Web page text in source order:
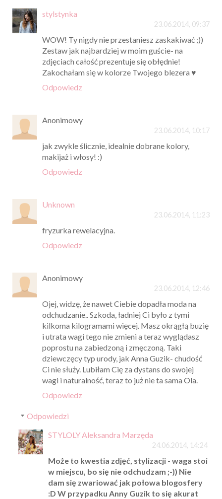
stylstynka
23.06.2014, 09:37
WOW! Ty nigdy nie przestaniesz zaskakiwać ;))
Zestaw jak najbardziej w moim guście- na
zdjęciach całość prezentuje się obłędnie!
Zakochałam się w kolorze Twojego blezera ♥
Odpowiedz
Anonimowy
23.06.2014, 10:17
jak zwykle ślicznie, idealnie dobrane kolory,
makijaż i włosy! :)
Odpowiedz
Unknown
23.06.2014, 11:23
fryzurka rewelacyjna.
Odpowiedz
Anonimowy
23.06.2014, 12:46
Ojej, widzę, że nawet Ciebie dopadła moda na
odchudzanie.. Szkoda, ładniej Ci było z tymi
kilkoma kilogramami więcej. Masz okrągłą buzię
i utrata wagi tego nie zmieni a teraz wyglądasz
poprostu na zabiedzoną i zmęczoną. Taki
dziewczęcy typ urody, jak Anna Guzik- chudość
Ci nie służy. Lubiłam Cię za dystans do swojej
wagi i naturalność, teraz to już nie ta sama Ola.
Odpowiedz
Odpowiedzi
STYLOLY Aleksandra Marzęda
24.06.2014, 14:24
Może to kwestia zdjęć, stylizacji - waga stoi
w miejscu, bo się nie odchudzam ;-)) Nie
dam się zwariować jak połowa blogosfery
:D W przypadku Anny Guzik to się akurat